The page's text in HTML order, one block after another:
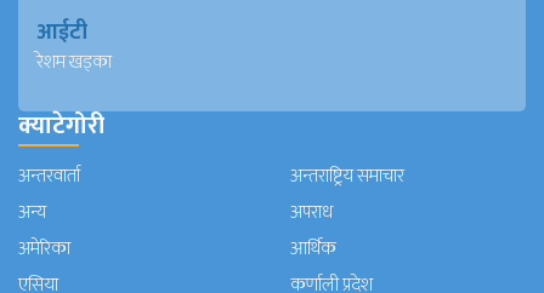
आईटी
रेशम खड्का
क्याटेगोरी
अन्तरवार्ता
अन्तराष्ट्रिय समाचार
अन्य
अपराध
अमेरिका
आर्थिक
एसिया
कर्णाली प्रदेश